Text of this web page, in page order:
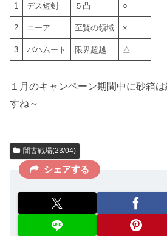
1 デス短剣 ５凸 ○
2 ニーア 至賢の領域 ×
3 バハムート 限界超越 △
１月のキャンペーン期間中に砂箱
すね～
闇古戦場(23/04)
シェアする